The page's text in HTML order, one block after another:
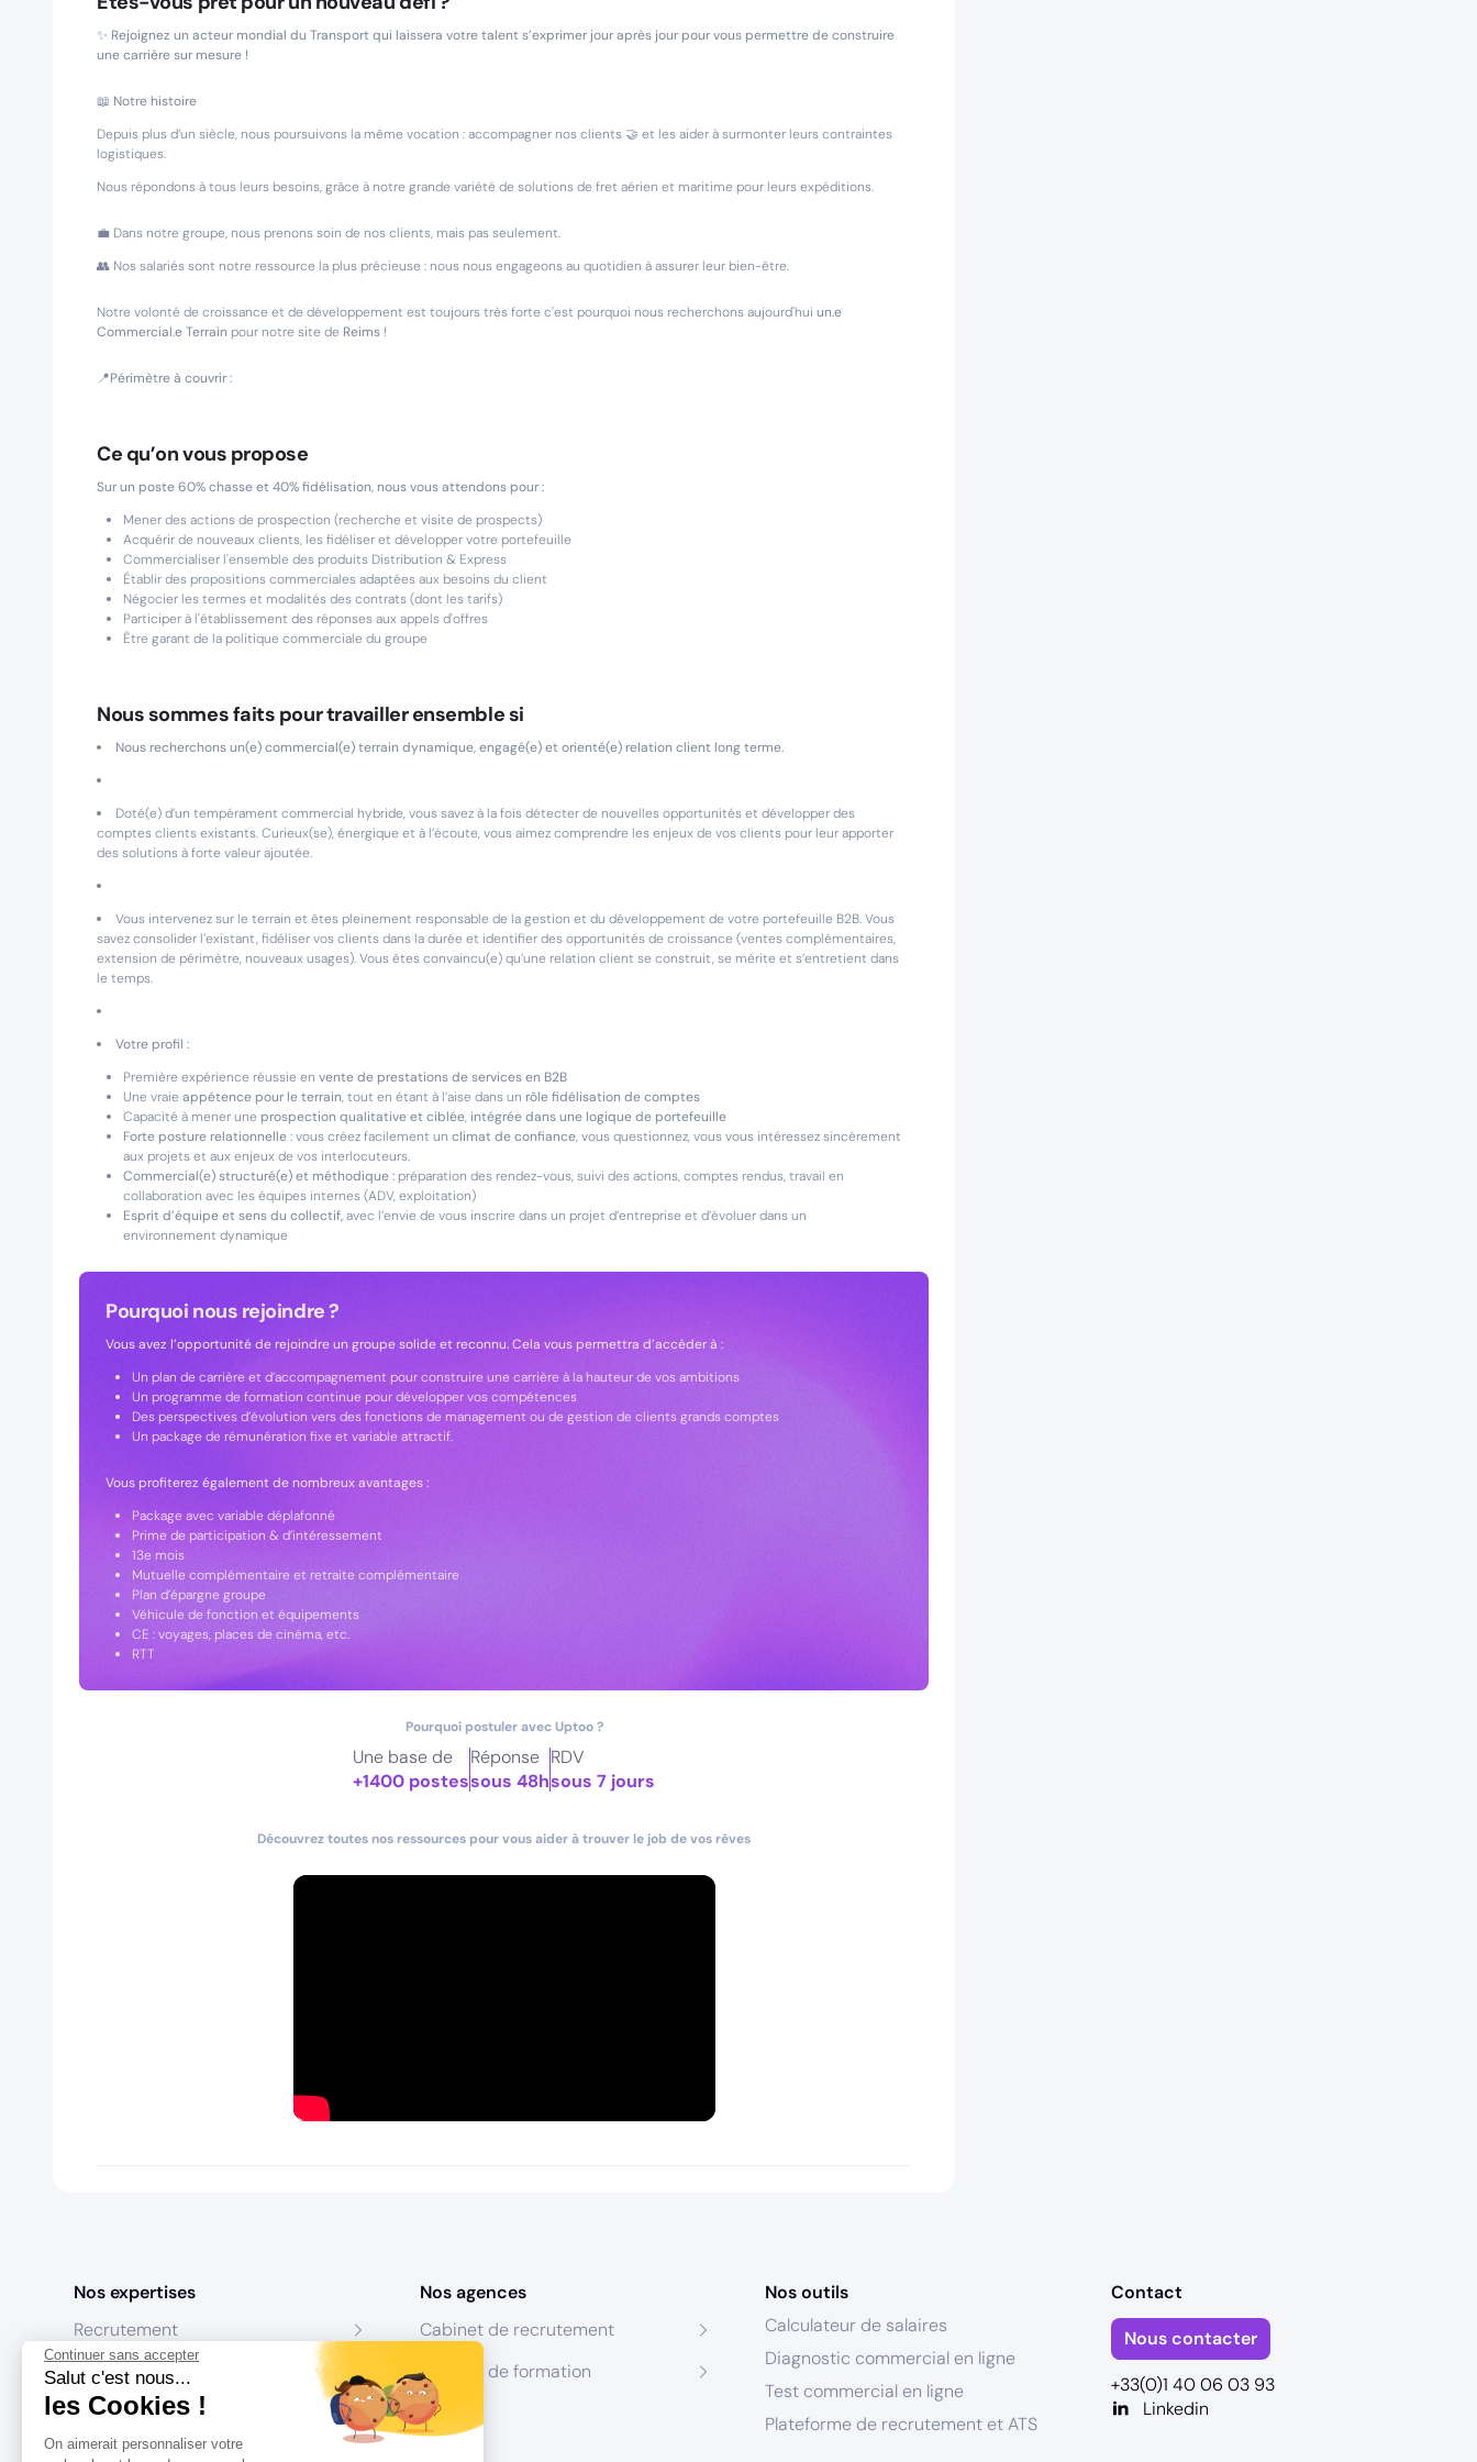
Continuer sans accepter
Salut c'est nous...
les Cookies !
On aimerait personnaliser votre
✨ Rejoignez un acteur mondial du Transport qui laissera votre talent s’exprimer jour après jour pour vous permettre de construire
une carrière sur mesure !
📖 Notre histoire
Depuis plus d’un siècle, nous poursuivons la même vocation : accompagner nos clients 🤝 et les aider à surmonter leurs contraintes
logistiques.
Nous répondons à tous leurs besoins, grâce à notre grande variété de solutions de fret aérien et maritime pour leurs expéditions.
💼 Dans notre groupe, nous prenons soin de nos clients, mais pas seulement.
👥 Nos salariés sont notre ressource la plus précieuse : nous nous engageons au quotidien à assurer leur bien-être.
Notre volonté de croissance et de développement est toujours très forte c'est pourquoi nous recherchons aujourd'hui un.e
Commercial.e Terrain pour notre site de Reims !
📍Périmètre à couvrir :
Ce qu’on vous propose
Sur un poste 60% chasse et 40% fidélisation, nous vous attendons pour :
Mener des actions de prospection (recherche et visite de prospects)
Acquérir de nouveaux clients, les fidéliser et développer votre portefeuille
Commercialiser l'ensemble des produits Distribution & Express
Établir des propositions commerciales adaptées aux besoins du client
Négocier les termes et modalités des contrats (dont les tarifs)
Participer à l'établissement des réponses aux appels d'offres
Être garant de la politique commerciale du groupe
Nous sommes faits pour travailler ensemble si
Nous recherchons un(e) commercial(e) terrain dynamique, engagé(e) et orienté(e) relation client long terme.
Doté(e) d’un tempérament commercial hybride, vous savez à la fois détecter de nouvelles opportunités et développer des
comptes clients existants. Curieux(se), énergique et à l’écoute, vous aimez comprendre les enjeux de vos clients pour leur apporter
des solutions à forte valeur ajoutée.
Vous intervenez sur le terrain et êtes pleinement responsable de la gestion et du développement de votre portefeuille B2B. Vous
savez consolider l’existant, fidéliser vos clients dans la durée et identifier des opportunités de croissance (ventes complémentaires,
extension de périmètre, nouveaux usages). Vous êtes convaincu(e) qu’une relation client se construit, se mérite et s’entretient dans
le temps.
Votre profil :
Première expérience réussie en vente de prestations de services en B2B
Une vraie appétence pour le terrain, tout en étant à l’aise dans un rôle fidélisation de comptes
Capacité à mener une prospection qualitative et ciblée, intégrée dans une logique de portefeuille
Forte posture relationnelle: vous créez facilement un climat de confiance, vous questionnez, vous vous intéressez sincèrement
aux projets et aux enjeux de vos interlocuteurs.
Commercial(e) structuré(e) et méthodique : préparation des rendez-vous, suivi des actions, comptes rendus, travail en
collaboration avec les équipes internes (ADV, exploitation)
Esprit d’équipe et sens du collectif,avec l’envie de vous inscrire dans un projet d’entreprise et d’évoluer dans un
environnement dynamique
Pourquoi nous rejoindre ?
Vous avez l’opportunité de rejoindre un groupe solide et reconnu. Cela vous permettra d’accéder à :
Un plan de carrière et d’accompagnement pour construire une carrière à la hauteur de vos ambitions
Un programme de formation continue pour développer vos compétences
Des perspectives d’évolution vers des fonctions de management ou de gestion de clients grands comptes
Un package de rémunération fixe et variable attractif.
Vous profiterez également de nombreux avantages :
Package avec variable déplafonné
Prime de participation & d’intéressement
13e mois
Mutuelle complémentaire et retraite complémentaire
Plan d’épargne groupe
Véhicule de fonction et équipements
CE : voyages, places de cinéma, etc.
RTT
Pourquoi postuler avec Uptoo ?
Une base de
+1400 postes
Réponse
sous 48h
RDV
sous 7 jours
Découvrez toutes nos ressources pour vous aider à trouver le job de vos rêves
Nos expertises
Recrutement
Formation
Coaching
Conseil
Nos agences
Cabinet de recrutement
Centres de formation
Nos outils
Calculateur de salaires
Diagnostic commercial en ligne
Test commercial en ligne
Plateforme de recrutement et ATS
Contact
Nous contacter
+33(0)1 40 06 03 93
Linkedin